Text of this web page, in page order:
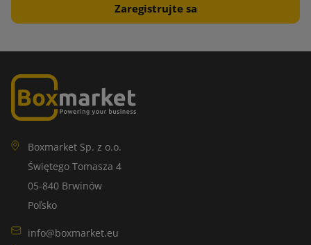
Boxmarket Sp. z o.o.
Świętego Tomasza 4
05-840 Brwinów
Poľsko
info@boxmarket.eu